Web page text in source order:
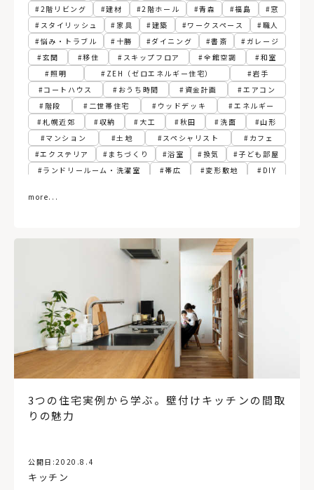
2階リビング
建材 2階ホール 青森 福島
窓
スタイリッシュ
家具 建築 ワークスペース
職人
悩み・トラブル
十勝 ダイニング 書斎
ガレージ
玄関
移住 スキップフロア 全館空調
和室
照明
ZEH（ゼロエネルギー住宅）
岩手
コートハウス
おうち時間 資金計画
エアコン
階段
二世帯住宅 ウッドデッキ
エネルギー
札幌近郊
収納 大工 秋田 洗面
山形
マンション
土地 スペシャリスト
カフェ
エクステリア
まちづくり 浴室 換気
子ども部屋
ランドリールーム・洗濯室
帯広 変形敷地
DIY
建て替え
RC（コンクリート）造
ペンダントライト
函館
規格住宅・企画住宅
自然素材
札幌市
関西 木造建築 パッシブ換気
ビルトインガレージ
新築 リフォーム
住宅ローン
デンマーク
仙台 オホーツク 高性能住宅
小上がり
暖房 店舗併用住宅 飾り棚
工務店経営 床 変形地 ペット
中庭
コンクリートブロック造 後志
オフィス
東川町
イベント 日高 30坪以下
公共施設
アルヴァ・アアルト
お金の話
セイナヨキ
more...
3つの住宅実例から学ぶ。壁付けキッチンの間取
りの魅力
公開日:2020.8.4
キッチン